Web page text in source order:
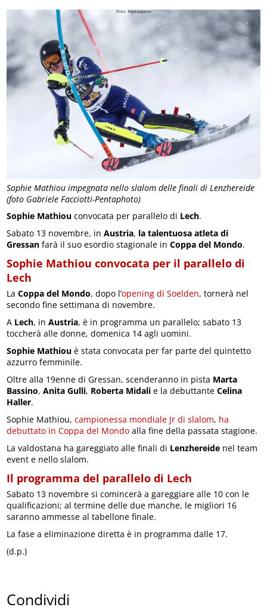
Sophie Mathiou impegnata nello slalom delle finali di Lenzhereide
(foto Gabriele Facciotti-Pentaphoto)
Sophie Mathiou convocata per parallelo di Lech.
Sabato 13 novembre, inAustria, la talentuosa atleta di
Gressan farà il suo esordio stagionale inCoppa del Mondo.
Sophie Mathiou convocata per il parallelo di
Lech
LaCoppa del Mondo, dopo l’opening di Soelden, tornerà nel
secondo fine settimana di novembre.
A Lech, inAustria, è in programma un parallelo; sabato 13
toccherà alle donne, domenica 14 agli uomini.
Sophie Mathiou è stata convocata per far parte del quintetto
azzurro femminile.
Oltre alla 19enne di Gressan, scenderanno in pista Marta
Bassino,Anita Gulli, Roberta Midali e la debuttanteCelina
Haller.
Sophie Mathiou,campionessa mondiale Jr di slalom, ha
debuttato in Coppa del Mondo alla fine della passata stagione.
La valdostana ha gareggiato alle finali di Lenzhereide nel team
event e nello slalom.
Il programma del parallelo di Lech
Sabato 13 novembre si comincerà a gareggiare alle 10 con le
qualificazioni; al termine delle due manche, le migliori 16
saranno ammesse al tabellone finale.
La fase a eliminazione diretta è in programma dalle 17.
(d.p.)
Condividi